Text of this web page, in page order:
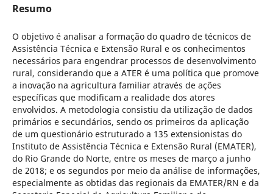
Resumo
O objetivo é analisar a formação do quadro de técnicos de
Assistência Técnica e Extensão Rural e os conhecimentos
necessários para engendrar processos de desenvolvimento
rural, considerando que a ATER é uma política que promove
a inovação na agricultura familiar através de ações
específicas que modificam a realidade dos atores
envolvidos. A metodologia consistiu da utilização de dados
primários e secundários, sendo os primeiros da aplicação
de um questionário estruturado a 135 extensionistas do
Instituto de Assistência Técnica e Extensão Rural (EMATER),
do Rio Grande do Norte, entre os meses de março a junho
de 2018; e os segundos por meio da análise de informações,
especialmente as obtidas das regionais da EMATER/RN e da